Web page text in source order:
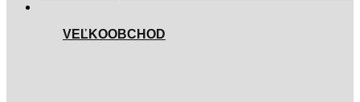
VEĽKOOBCHOD